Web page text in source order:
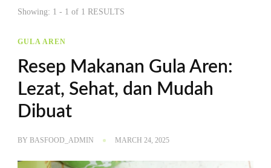
Showing: 1 - 1 of 1 RESULTS
GULA AREN
Resep Makanan Gula Aren:
Lezat, Sehat, dan Mudah
Dibuat
BY BASFOOD_ADMIN MARCH 24, 2025